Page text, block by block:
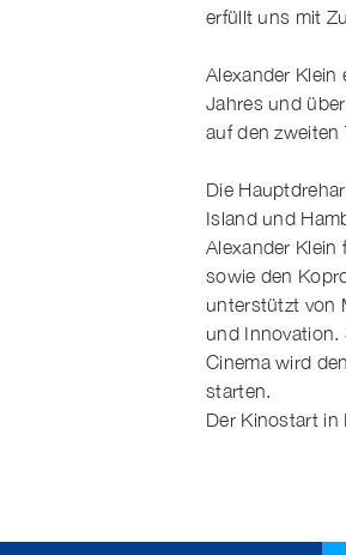
erfüllt uns mit
Alexander Klein
Jahres und
auf den zweiten
Die
Island und
Alexander Klein
sowie den
unterstützt von
und Innovation.
Cinema wird
starten.
Der Kinostart in